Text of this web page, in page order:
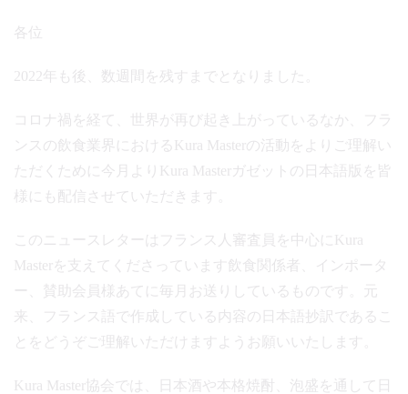
各位
2022年も後、数週間を残すまでとなりました。
コロナ禍を経て、世界が再び起き上がっているなか、フラ
ンスの飲食業界におけるKura Masterの活動をよりご理解い
ただくために今月よりKura Masterガゼットの日本語版を皆
様にも配信させていただきます。
このニュースレターはフランス人審査員を中心にKura
Masterを支えてくださっています飲食関係者、インポータ
ー、賛助会員様あてに毎月お送りしているものです。元
来、フランス語で作成している内容の日本語抄訳であるこ
とをどうぞご理解いただけますようお願いいたします。
Kura Master協会では、日本酒や本格焼酎、泡盛を通して日